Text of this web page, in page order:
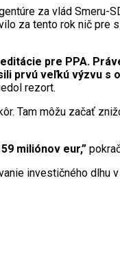
za vlád Smeru-
za tento rok nič pre
pre PPA.
prvú veľkú výzvu s
rezort.
Tam môžu začať
miliónov eur,”
investičného dlhu